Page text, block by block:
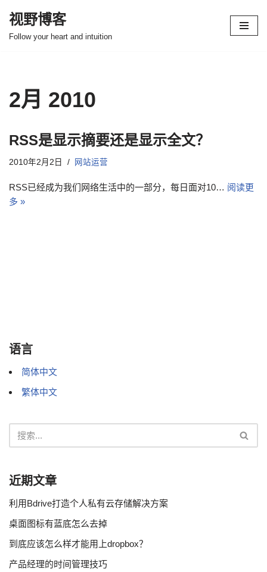
跳
视野博客
Follow your heart and intuition
2月 2010
RSS是显示摘要还是显示全文？
2010年2月2日 网站运营
RSS已经成为我们网络生活中的一部分，每日面对10… 阅读更
多 »
语言
简体中文
繁体中文
近期文章
利用Bdrive打造个人私有云存储解决方案
桌面图标有蓝底怎么去掉
到底应该怎么样才能用上dropbox？
产品经理的时间管理技巧